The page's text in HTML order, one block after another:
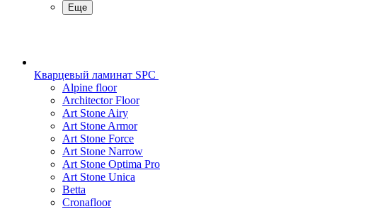
Еще
Кварцевый ламинат SPC
Alpine floor
Architector Floor
Art Stone Airy
Art Stone Armor
Art Stone Force
Art Stone Narrow
Art Stone Optima Pro
Art Stone Unica
Betta
Cronafloor